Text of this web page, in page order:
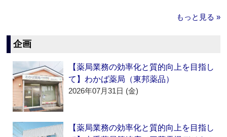
もっと見る »
企画
【薬局業務の効率化と質的向上を目指し
て】わかば薬局（東邦薬品）
2026年07月31日 (金)
【薬局業務の効率化と質的向上を目指し